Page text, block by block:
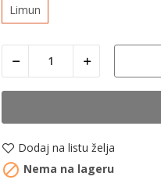
Limun
Dodaj na listu želja
 Nema na lageru